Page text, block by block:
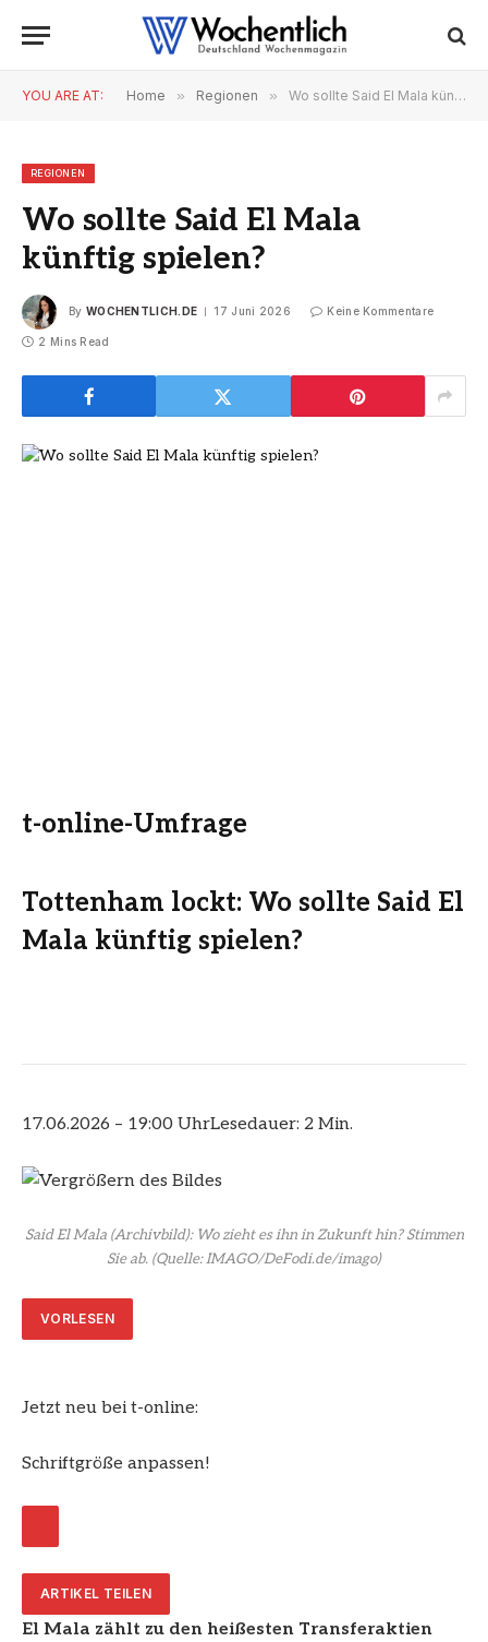
YOU ARE AT: Home » Regionen » Wo sollte Said El Mala künftig spielen?
REGIONEN
Wo sollte Said El Mala
künftig spielen?
By WOCHENTLICH.DE 17 Juni 2026 Keine Kommentare
2 Mins Read
t-online-Umfrage
Tottenham lockt: Wo sollte Said El
Mala künftig spielen?
17.06.2026 – 19:00 UhrLesedauer: 2 Min.
Said El Mala (Archivbild): Wo zieht es ihn in Zukunft hin? Stimmen
Sie ab. (Quelle: IMAGO/DeFodi.de/imago)
VORLESEN
Jetzt neu bei t-online:
Schriftgröße anpassen!
ARTIKEL TEILEN
El Mala zählt zu den heißesten Transferaktien